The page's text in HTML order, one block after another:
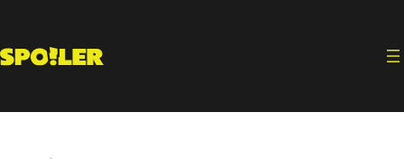
contenido